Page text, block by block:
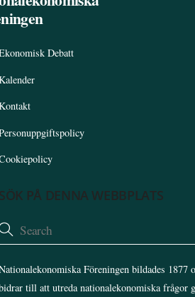
Debatt
SÖK PÅ DENNA WEBBPLATS
Föreningen bildades
till att utreda nationalekonomiska frågor